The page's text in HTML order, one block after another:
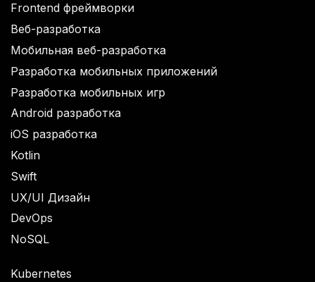
Frontend фреймворки
Веб-разработка
Мобильная веб-разработка
Разработка мобильных приложений
Разработка мобильных игр
Android разработка
iOS разработка
Kotlin
Swift
UX/UI Дизайн
DevOps
NoSQL
Kubernetes